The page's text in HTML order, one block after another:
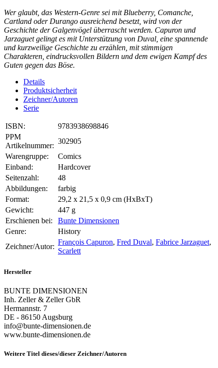
Wer glaubt, das Western-Genre sei mit Blueberry, Comanche,
Cartland oder Durango ausreichend besetzt, wird von der
Geschichte der Galgenvögel überrascht werden. Capuron und
Jarzaguet gelingt es mit Unterstützung von Duval, eine spannende
und kurzweilige Geschichte zu erzählen, mit stimmigen
Charakteren, eindrucksvollen Bildern und dem ewigen Kampf des
Guten gegen das Böse.
Details
Produktsicherheit
Zeichner/Autoren
Serie
ISBN:
9783938698846
PPM
Artikelnummer:
302905
Warengruppe:
Comics
Einband:
Hardcover
Seitenzahl:
48
Abbildungen:
farbig
Format:
29,2 x 21,5 x 0,9 cm (HxBxT)
Gewicht:
447 g
Erschienen bei:
Bunte Dimensionen
Genre:
History
Zeichner/Autor:
François Capuron, Fred Duval, Fabrice Jarzaguet,
Scarlett
Hersteller
BUNTE DIMENSIONEN
Inh. Zeller & Zeller GbR
Hermannstr. 7
DE - 86150 Augsburg
info@bunte-dimensionen.de
www.bunte-dimensionen.de
Weitere Titel dieses/dieser Zeichner/Autoren